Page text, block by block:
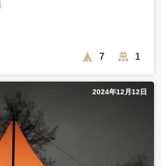
7 1
2024年12月12日